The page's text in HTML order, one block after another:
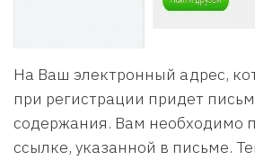
На Ваш электронный адрес,
при регистрации придет
содержания. Вам необходимо
ссылке, указанной в письме.